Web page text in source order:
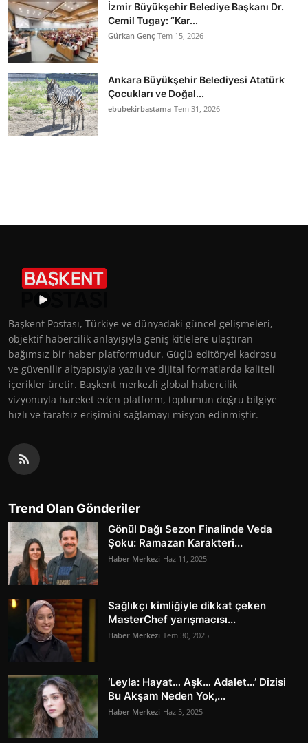
İzmir Büyükşehir Belediye Başkanı Dr.
Cemil Tugay: “Kar...
Gürkan Genç Tem 15, 2026
Ankara Büyükşehir Belediyesi Atatürk
Çocukları ve Doğal...
ebubekirbastama Tem 31, 2026
Başkent Postası, Türkiye ve dünyadaki güncel gelişmeleri,
objektif habercilik anlayışıyla geniş kitlelere ulaştıran
bağımsız bir haber platformudur. Güçlü editöryel kadrosu
ve güvenilir altyapısıyla yazılı ve dijital formatlarda kaliteli
içerikler üretir. Başkent merkezli global habercilik
vizyonuyla hareket eden platform, toplumun doğru bilgiye
hızlı ve tarafsız erişimini sağlamayı misyon edinmiştir.
Trend Olan Gönderiler
Gönül Dağı Sezon Finalinde Veda
Şoku: Ramazan Karakteri...
Haber Merkezi Haz 11, 2025
Sağlıkçı kimliğiyle dikkat çeken
MasterChef yarışmacısı...
Haber Merkezi Tem 30, 2025
‘Leyla: Hayat… Aşk… Adalet…’ Dizisi
Bu Akşam Neden Yok,...
Haber Merkezi Haz 5, 2025